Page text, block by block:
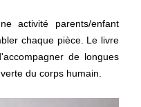
activité parents/enfant
chaque pièce. Le livre
de longues
du corps humain.